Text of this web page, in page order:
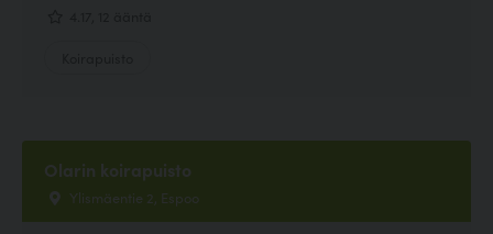
Olarin koirapuisto
Ylismäentie 2, Espoo